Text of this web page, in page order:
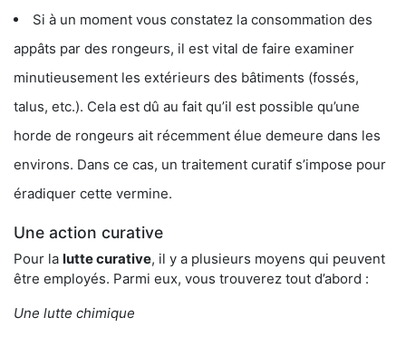
Si à un moment vous constatez la consommation des
appâts par des rongeurs, il est vital de faire examiner
minutieusement les extérieurs des bâtiments (fossés,
talus, etc.). Cela est dû au fait qu’il est possible qu’une
horde de rongeurs ait récemment élue demeure dans les
environs. Dans ce cas, un traitement curatif s’impose pour
éradiquer cette vermine.
Une action curative
Pour la lutte curative, il y a plusieurs moyens qui peuvent
être employés. Parmi eux, vous trouverez tout d’abord :
Une lutte chimique